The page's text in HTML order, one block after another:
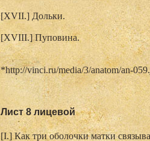
[XVII.] Дольки.
[XVIII.] Пуповина.
*http://vinci.ru/media/3/anatom/an-
Лист 8 лицевой
[I.] Как три оболочки матки